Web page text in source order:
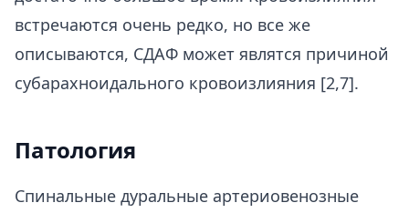
встречаются очень редко, но все же
описываются, СДАФ может являтся причиной
субарахноидального кровоизлияния [2,7].
Патология
Спинальные дуральные артериовенозные